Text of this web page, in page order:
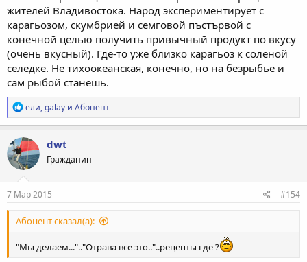
жителей Владивостока. Народ экспериментирует с
карагьозом, скумбрией и семговой пъстървой с
конечной целью получить привычный продукт по вкусу
(очень вкусный). Где-то уже близко карагьоз к соленой
селедке. Не тихоокеанская, конечно, но на безрыбье и
сам рыбой станешь.
Р
е
а
к
ц
и
и
:
ели,galay и Абонент
dwt
Гражданин
7 Мар 2015 #154
Абонент сказал(а):
"Мы делаем...".."Отрава все это.."..рецепты где ?